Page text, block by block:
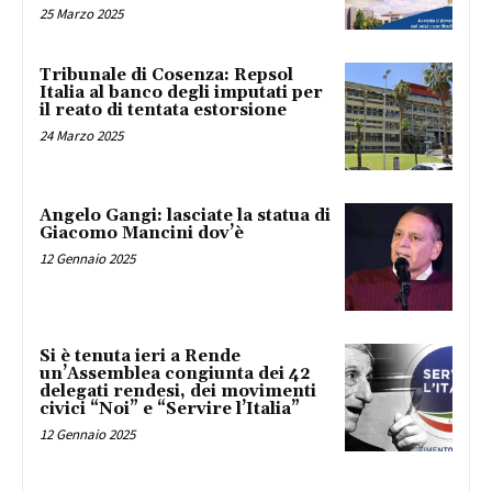
25 Marzo 2025
Tribunale di Cosenza: Repsol
Italia al banco degli imputati per
il reato di tentata estorsione
24 Marzo 2025
Angelo Gangi: lasciate la statua di
Giacomo Mancini dov’è
12 Gennaio 2025
Si è tenuta ieri a Rende
un’Assemblea congiunta dei 42
delegati rendesi, dei movimenti
civici “Noi” e “Servire l’Italia”
12 Gennaio 2025